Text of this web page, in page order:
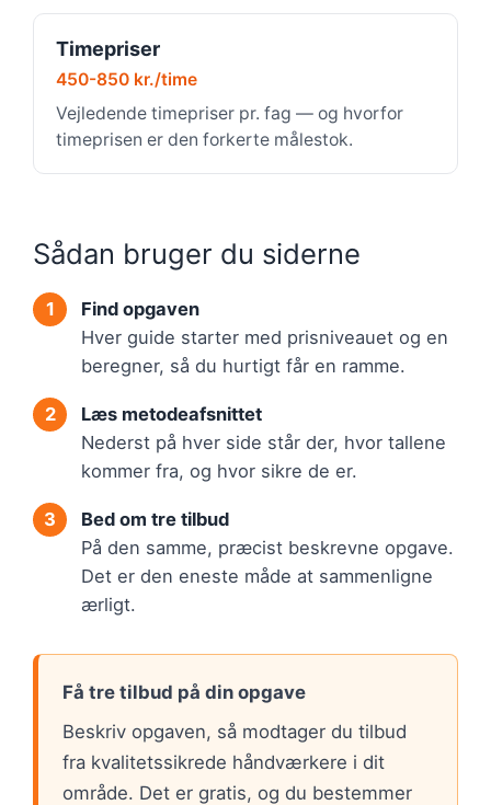
Timepriser
450-850 kr./time
Vejledende timepriser pr. fag — og hvorfor
timeprisen er den forkerte målestok.
Sådan bruger du siderne
Find opgaven
Hver guide starter med prisniveauet og en
beregner, så du hurtigt får en ramme.
Læs metodeafsnittet
Nederst på hver side står der, hvor tallene
kommer fra, og hvor sikre de er.
Bed om tre tilbud
På den samme, præcist beskrevne opgave.
Det er den eneste måde at sammenligne
ærligt.
Få tre tilbud på din opgave
Beskriv opgaven, så modtager du tilbud
fra kvalitetssikrede håndværkere i dit
område. Det er gratis, og du bestemmer